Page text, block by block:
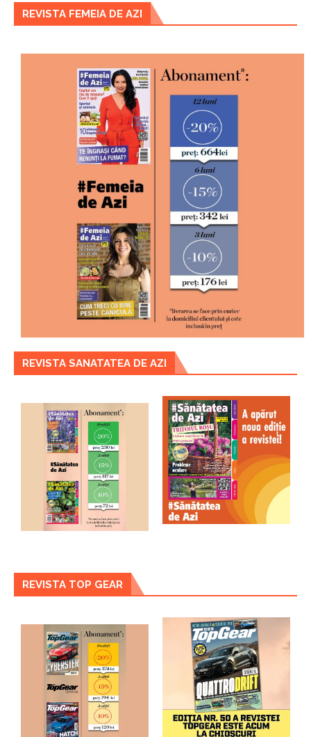
REVISTA FEMEIA DE AZI
REVISTA SANATATEA DE AZI
REVISTA TOP GEAR